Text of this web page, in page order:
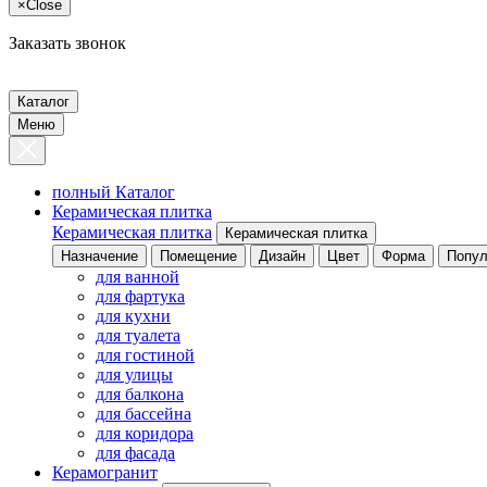
×Close
Заказать звонок
Каталог
Меню
полный Каталог
Керамическая плитка
Керамическая плитка
Керамическая плитка
Назначение
Помещение Дизайн Цвет Форма
для ванной
для фартука
для кухни
для туалета
для гостиной
для улицы
для балкона
для бассейна
для коридора
для фасада
Керамогранит